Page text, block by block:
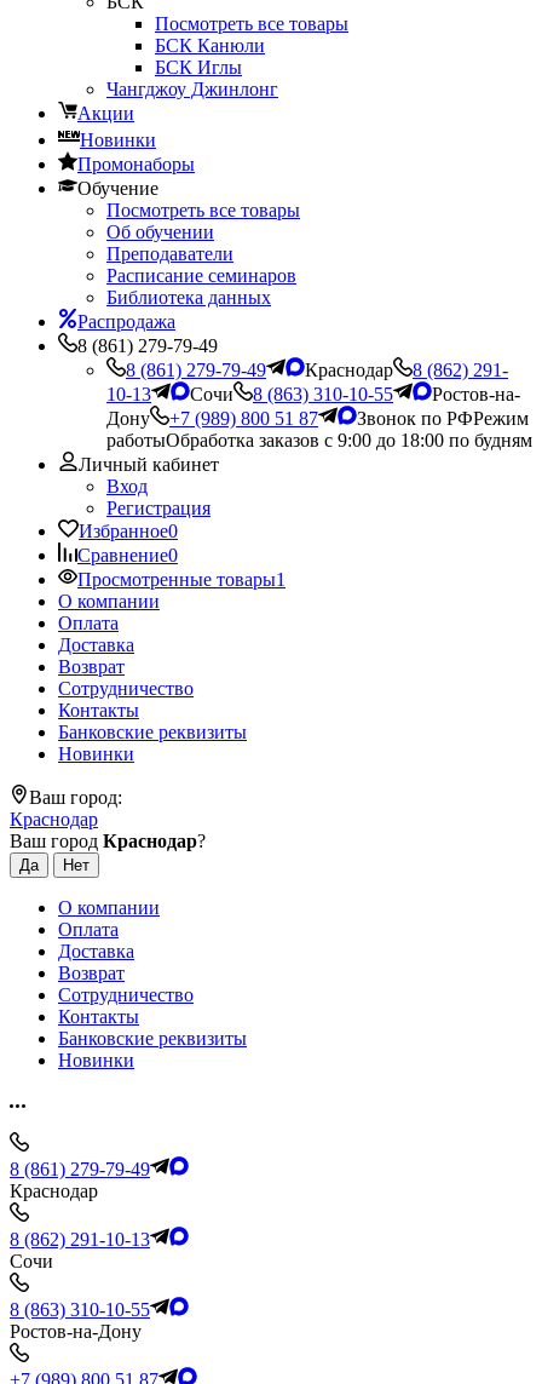
Посмотреть все товары
БСК Канюли
БСК Иглы
Чангджоу Джинлонг
Акции
Новинки
Промонаборы
Обучение
Посмотреть все товары
Об обучении
Преподаватели
Расписание семинаров
Библиотека данных
Распродажа
8 (861) 279-79-49
8 (861) 279-79-49
Краснодар
8 (862) 291-
10-13
Сочи 8 (863) 310-10-55
Ростов-на-
Дону
+7 (989) 800 51 87 Звонок по РФРежим
работыОбработка заказов с 9:00 до 18:00 по будням
Личный кабинет
Вход
Регистрация
Избранное0
Сравнение0
Просмотренные товары1
О компании
Оплата
Доставка
Возврат
Сотрудничество
Контакты
Банковские реквизиты
Новинки
Ваш город:
Краснодар
Ваш город Краснодар?
О компании
Оплата
Доставка
Возврат
Сотрудничество
Контакты
Банковские реквизиты
Новинки
8 (861) 279-79-49
Краснодар
8 (862) 291-10-13
Сочи
8 (863) 310-10-55
Ростов-на-Дону
+7 (989) 800 51 87